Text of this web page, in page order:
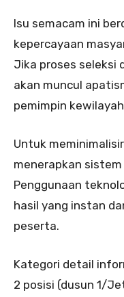
Isu semacam ini
kepercayaan
Jika proses seleksi
akan muncul
pemimpin
Untuk
menerapkan
Penggunaan
hasil yang instan
peserta.
Kategori detail
2 posisi (dusun 1/